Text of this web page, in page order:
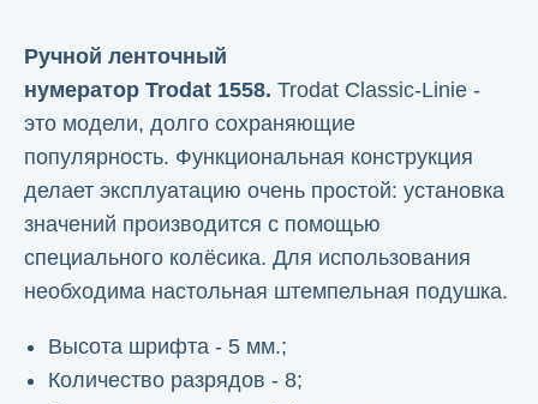
Ручной ленточный
нумератор Trodat 1558. Trodat Classic-Linie -
это модели, долго сохраняющие
популярность. Функциональная конструкция
делает эксплуатацию очень простой: установка
значений производится с помощью
специального колёсика. Для использования
необходима настольная штемпельная подушка.
Высота шрифта - 5 мм.;
Количество разрядов - 8;